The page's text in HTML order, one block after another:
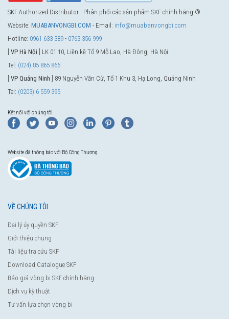
SKF Authorized Distributor - Phân phối các sản phẩm SKF chính hãng ®
Website: MUABANVONGBI.COM - Email: info@muabanvongbi.com
Hotline: 0961 633 389 - 0763 356 999
VP Hà Nội ] LK 01.10, Liền kề Tổ 9 Mỗ Lao, Hà Đông, Hà Nội
Tel: (024) 85 865 866
VP Quảng Ninh ] 89 Nguyễn Văn Cừ, Tổ 1 Khu 3, Hạ Long, Quảng Ninh
Tel: (0203) 6 559 395
Kết nối với chúng tôi
Website đã thông báo với Bộ Công Thương
VỀ CHÚNG TÔI
Đại lý ủy quyền SKF
Giới thiệu chung
Tài liệu tra cứu SKF
Download Catalogue SKF
Báo giá vòng bi SKF chính hãng
Dịch vụ kỹ thuật
Tư vấn lựa chọn vòng bi